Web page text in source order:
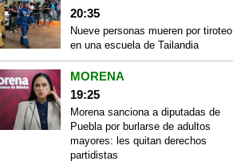
20:35
Nueve personas mueren por tiroteo
en una escuela de Tailandia
MORENA
19:25
Morena sanciona a diputadas de
Puebla por burlarse de adultos
mayores: les quitan derechos
partidistas